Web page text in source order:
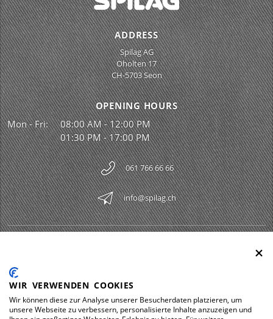
ADDRESS
Spilag AG
Oholten 17
CH-5703 Seon
OPENING HOURS
Mon - Fri:
08:00 AM - 12:00 PM
01:30 PM - 17:00 PM
061 766 66 66
info@spilag.ch
LEGAL
DOWNLOADS
WIR VERWENDEN COOKIES
Wir können diese zur Analyse unserer Besucherdaten platzieren, um
unsere Webseite zu verbessern, personalisierte Inhalte anzuzeigen und